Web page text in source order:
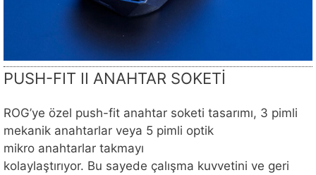
PUSH-FIT II ANAHTAR SOKETİ
ROG’ye özel push-fit anahtar soketi tasarımı, 3 pimli
mekanik anahtarlar veya 5 pimli optik
mikro anahtarlar takmayı
kolaylaştırıyor. Bu sayede çalışma kuvvetini ve geri